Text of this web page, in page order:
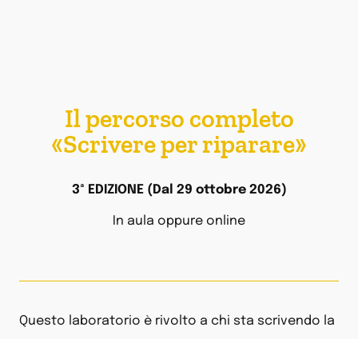
Il percorso completo
«Scrivere per riparare»
3ª EDIZIONE (Dal 29 ottobre 2026)
In aula oppure online
Questo laboratorio è rivolto a chi sta scrivendo la